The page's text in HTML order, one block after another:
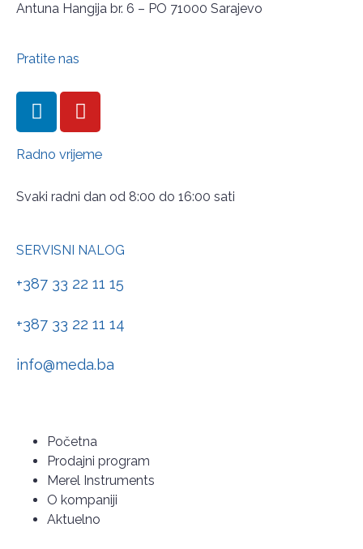
Antuna Hangija br. 6 – PO 71000 Sarajevo
Pratite nas
Radno vrijeme
Svaki radni dan od 8:00 do 16:00 sati
SERVISNI NALOG
+387 33 22 11 15
+387 33 22 11 14
info@meda.ba
Početna
Prodajni program
Merel Instruments
O kompaniji
Aktuelno